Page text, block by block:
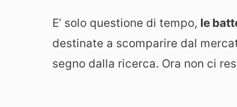
E’ solo questione di tempo, le
destinate a scomparire dal
segno dalla ricerca. Ora non ci